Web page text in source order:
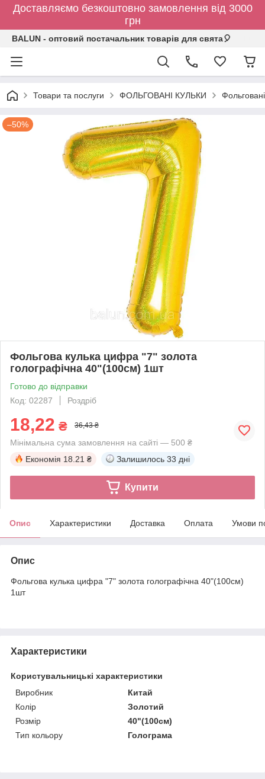
Доставляємо безкоштовно замовлення від 3000
грн
BALUN - оптовий постачальник товарів для свята🎈
Товари та послуги ФОЛЬГОВАНІ КУЛЬКИ
–50%
Фольгова кулька цифра "7" золота
голографічна 40"(100см) 1шт
Готово до відправки
Код: 02287
Роздріб
18,22 ₴ 36,43 ₴
Мінімальна сума замовлення на сайті — 500 ₴
Економія 18.21 ₴ Залишилось 33 дні
Купити
Опис Характеристики Доставка Оплата Умови
Опис
Фольгова кулька цифра "7" золота голографічна 40"(100см)
1шт
Характеристики
Користувальницькі характеристики
Виробник
Китай
Колір
Золотий
Розмір
40"(100см)
Тип кольору
Голограма